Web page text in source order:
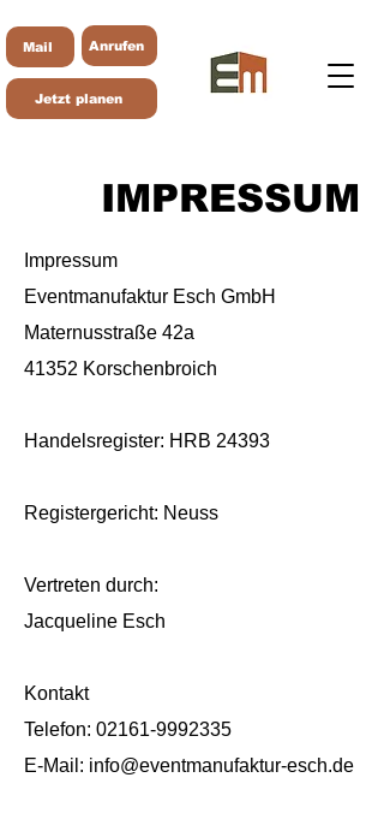
Anrufen
Mail
Jetzt planen
IMPRESSUM
Impressum
Eventmanufaktur Esch GmbH
Maternusstraße 42a
41352 Korschenbroich
Handelsregister: HRB 24393
Registergericht: Neuss
Vertreten durch:
Jacqueline Esch
Kontakt
Telefon: 02161-9992335
E-Mail: info@eventmanufaktur-esch.de